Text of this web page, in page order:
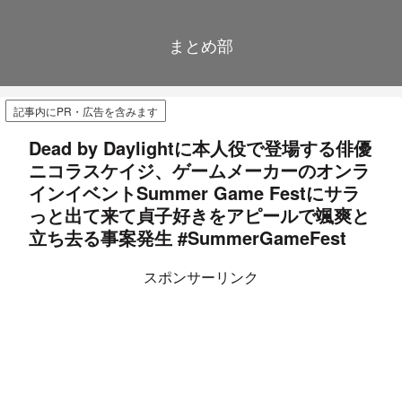
まとめ部
記事内にPR・広告を含みます
Dead by Daylightに本人役で登場する俳優
ニコラスケイジ、ゲームメーカーのオンラ
インイベントSummer Game Festにサラ
っと出て来て貞子好きをアピールで颯爽と
立ち去る事案発生 #SummerGameFest
スポンサーリンク